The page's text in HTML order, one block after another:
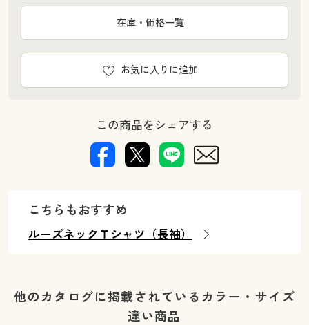
お気に入りに追加
在庫・価格一覧
この商品をシェアする
こちらもおすすめ
ルーズネックＴシャツ（長袖）
他のカタログに掲載されているカラー・サイズ
違い商品